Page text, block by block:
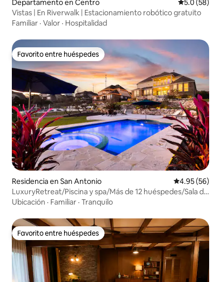
Departamento en Centro Calificación
5.0 (58)
Vistas | En Riverwalk | Estacionamiento robótico gratuito
Familiar · Valor · Hospitalidad
Favorito entre huéspedes
Favorito entre huéspedes
Residencia en San Antonio Calificación
4.95 (56)
LuxuryRetreat/Piscina y spa/Más de 12 huéspedes/Sala de
juegos/Barbacoa
Ubicación · Familiar · Tranquilo
Favorito entre huéspedes
Favorito entre huéspedes